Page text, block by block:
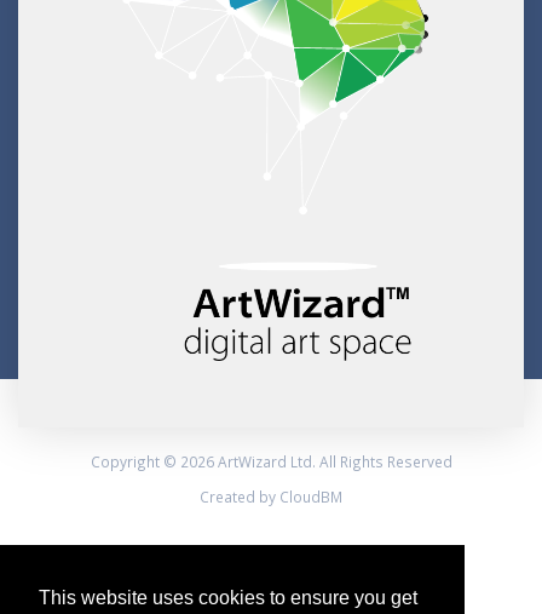
This website uses cookies to ensure you get
Copyright © 2026 ArtWizard Ltd. All Rights Reserved
Created by CloudBM